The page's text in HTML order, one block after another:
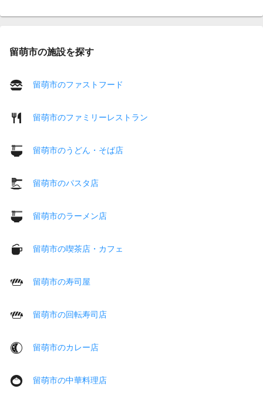
留萌市の施設を探す
留萌市のファストフード
留萌市のファミリーレストラン
留萌市のうどん・そば店
留萌市のパスタ店
留萌市のラーメン店
留萌市の喫茶店・カフェ
留萌市の寿司屋
留萌市の回転寿司店
留萌市のカレー店
留萌市の中華料理店